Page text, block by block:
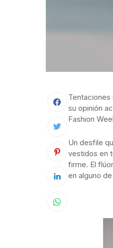
Tentaciones
su opinión
Fashion
Un desfile
vestidos en
firme. El
en alguno